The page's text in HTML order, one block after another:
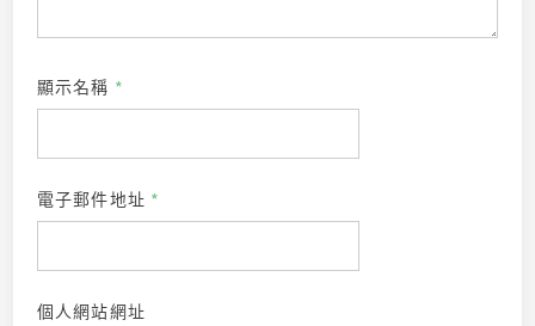
顯示名稱 *
電子郵件地址 *
個人網站網址